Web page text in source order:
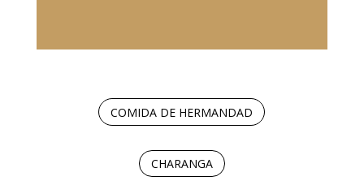
COMIDA DE HERMANDAD
CHARANGA